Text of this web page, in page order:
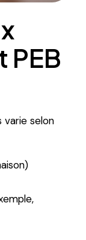
PEB
varie selon